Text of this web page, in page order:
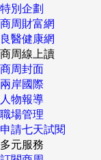
特別企劃
商周財富網
良醫健康網
商周線上讀
商周封面
兩岸國際
人物報導
職場管理
申請七天試閱
多元服務